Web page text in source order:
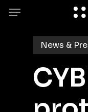
SkipMenu
News &